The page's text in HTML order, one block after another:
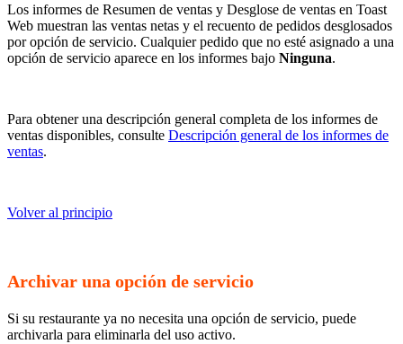
Los informes de Resumen de ventas y Desglose de ventas en Toast
Web muestran las ventas netas y el recuento de pedidos desglosados
por opción de servicio. Cualquier pedido que no esté asignado a una
opción de servicio aparece en los informes bajo Ninguna.
Para obtener una descripción general completa de los informes de
ventas disponibles, consulte Descripción general de los informes de
ventas.
Volver al principio
Archivar una opción de servicio
Si su restaurante ya no necesita una opción de servicio, puede
archivarla para eliminarla del uso activo.